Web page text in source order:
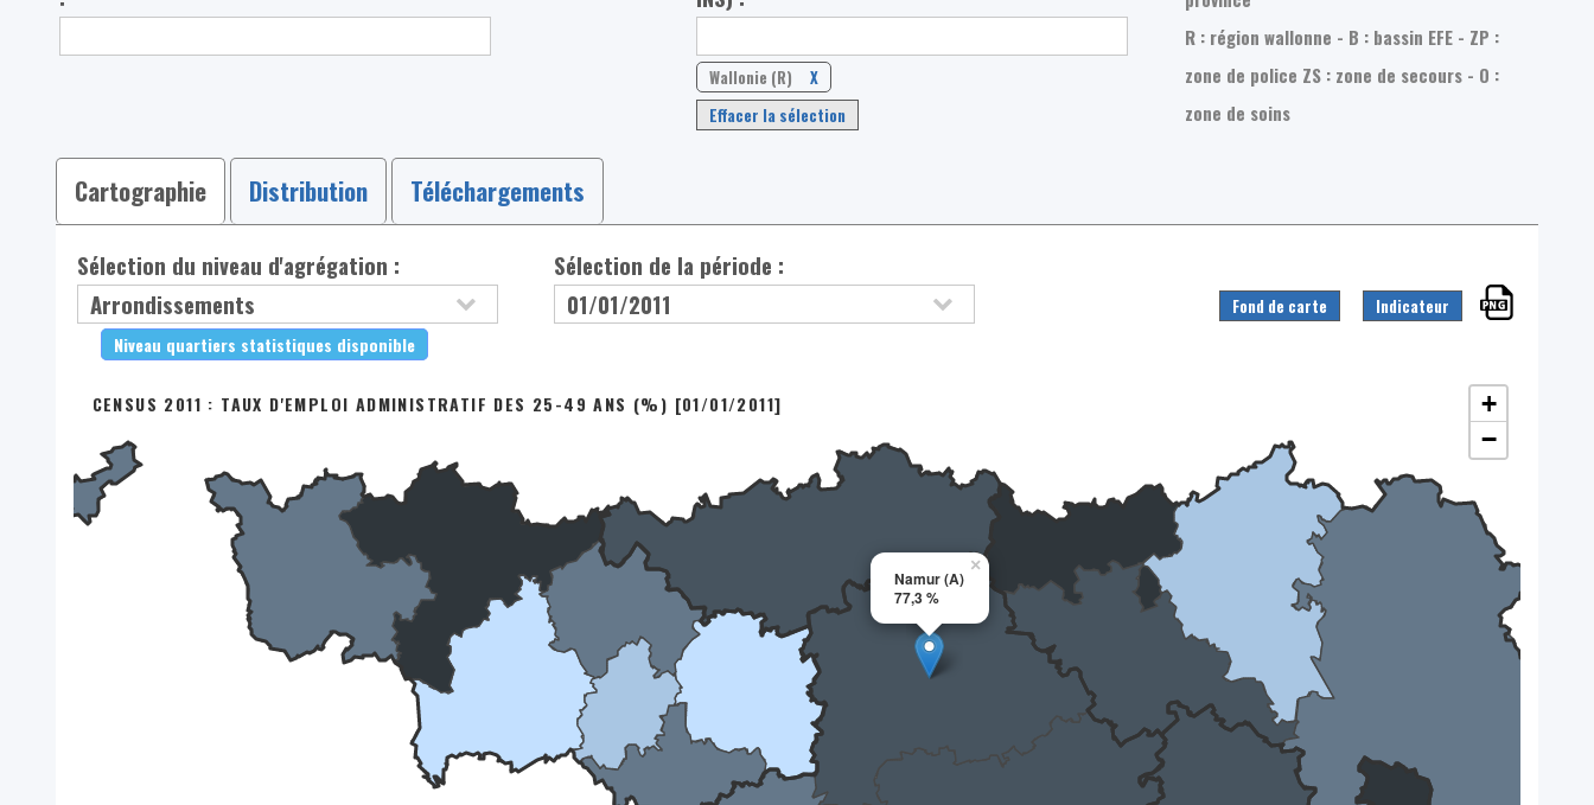
Wallonie (R)
X
Effacer la sélection
R : région wallonne - B : bassin EFE - ZP :
zone de police ZS : zone de secours - O :
zone de soins
Cartographie Distribution Téléchargements
Sélection du niveau d'agrégation :
Niveau quartiers statistiques disponible
Sélection de la période :
Fond de carte Indicateur
Namur (A)
77,3 %
×
CENSUS 2011 : TAUX D'EMPLOI ADMINISTRATIF DES 25-49 ANS (%) [01/01/2011]
+
−